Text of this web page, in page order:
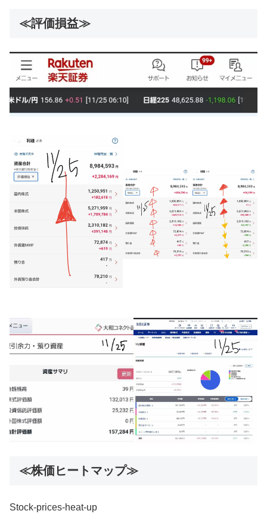
≪評価損益≫
≪株価ヒートマップ≫
Stock-prices-heat-up